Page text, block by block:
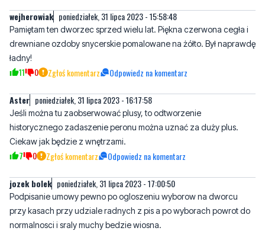
ładny!
11 0 Zgłoś komentarz Odpowiedz na komentarz
Aster
Jeśli można tu zaobserwować plusy, to odtworzenie
Ciekaw jak będzie z wnętrzami.
7 0 Zgłoś komentarz Odpowiedz na komentarz
jozek bolek poniedziałek, 31 lipca 2023 - 17:00:50
Podpisanie umowy pewno po ogloszeniu wyborow na dworcu
normalnosci i sraly muchy bedzie wiosna.
6 7 Zgłoś komentarz Odpowiedz na komentarz
Kosmetyka tylko? poniedziałek, 31 lipca 2023 - 17:46:39